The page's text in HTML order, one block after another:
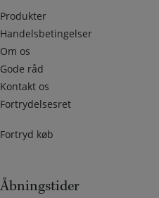
Produkter
Handelsbetingelser
Om os
Gode råd
Kontakt os
Fortrydelsesret
Fortryd køb
Åbningstider